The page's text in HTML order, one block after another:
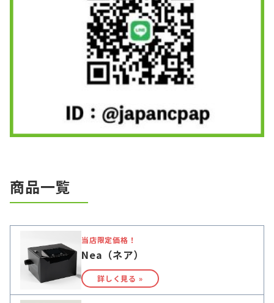
商品一覧
当店限定価格！
Nea（ネア）
詳しく見る »